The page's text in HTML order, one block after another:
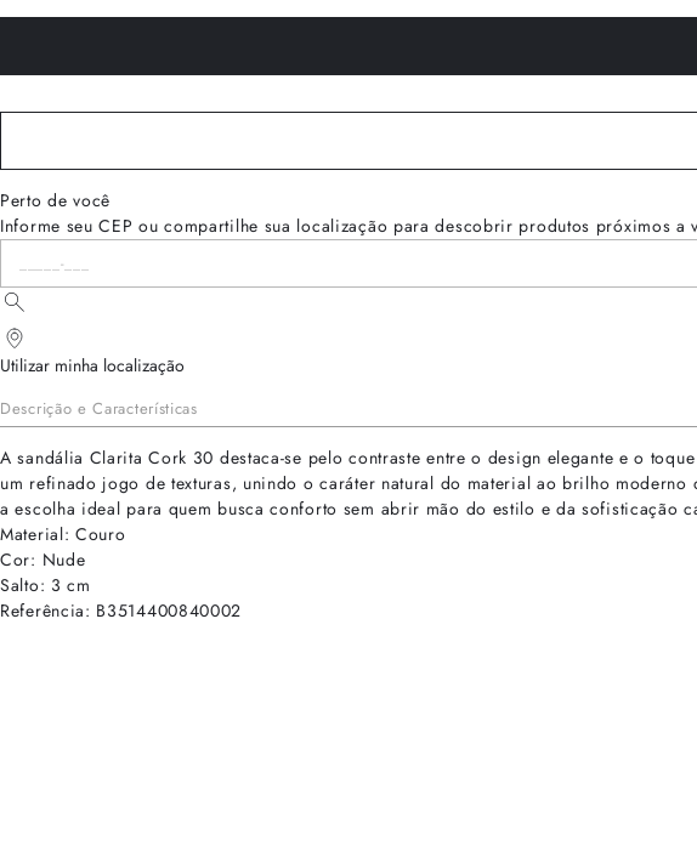
Perto de você
Informe seu CEP ou compartilhe sua localização para descobrir produtos próximos a
Utilizar minha localização
Descrição e Características
A sandália Clarita Cork 30 destaca-se pelo contraste entre o design elegante e o
um refinado jogo de texturas, unindo o caráter natural do material ao brilho
a escolha ideal para quem busca conforto sem abrir mão do estilo e da sofisticação
Material: Couro
Cor: Nude
Salto: 3 cm
Referência: B3514400840002